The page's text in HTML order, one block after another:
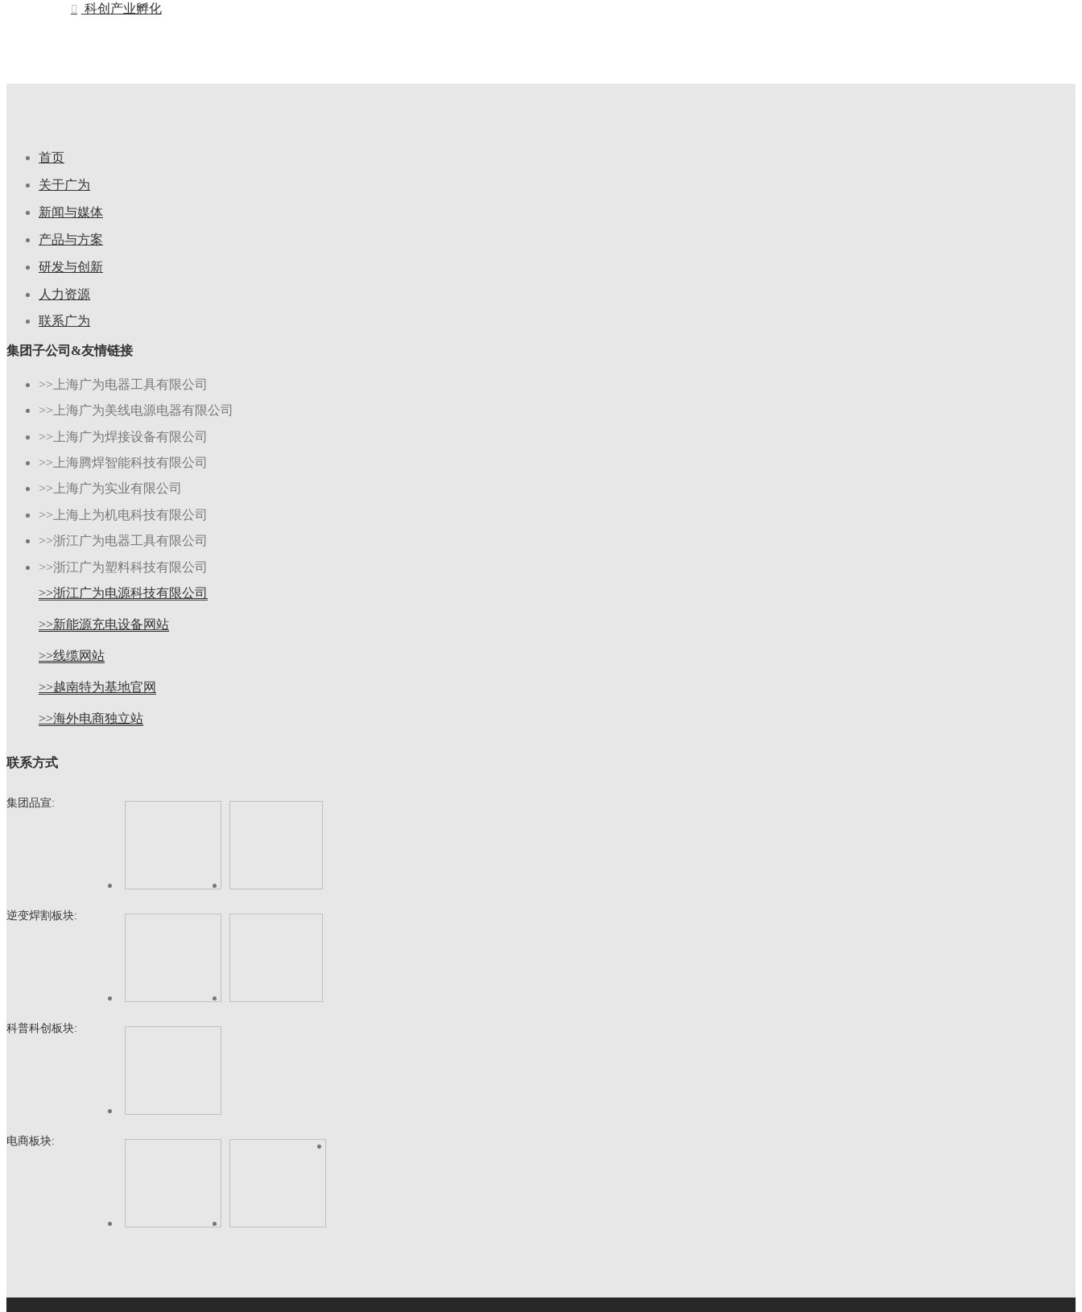
科创产业孵化
首页
关于广为
新闻与媒体
产品与方案
研发与创新
人力资源
联系广为
集团子公司&友情链接
>>上海广为电器工具有限公司
>>上海广为美线电源电器有限公司
>>上海广为焊接设备有限公司
>>上海腾焊智能科技有限公司
>>上海广为实业有限公司
>>上海上为机电科技有限公司
>>浙江广为电器工具有限公司
>>浙江广为塑料科技有限公司
>>浙江广为电源科技有限公司
>>新能源充电设备网站
>>线缆网站
>>越南特为基地官网
>>海外电商独立站
联系方式
集团品宣:
逆变焊割板块:
科普科创板块:
电商板块: